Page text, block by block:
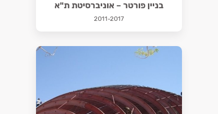
בניין פורטר – אוניברסיטת ת"א
2011-2017